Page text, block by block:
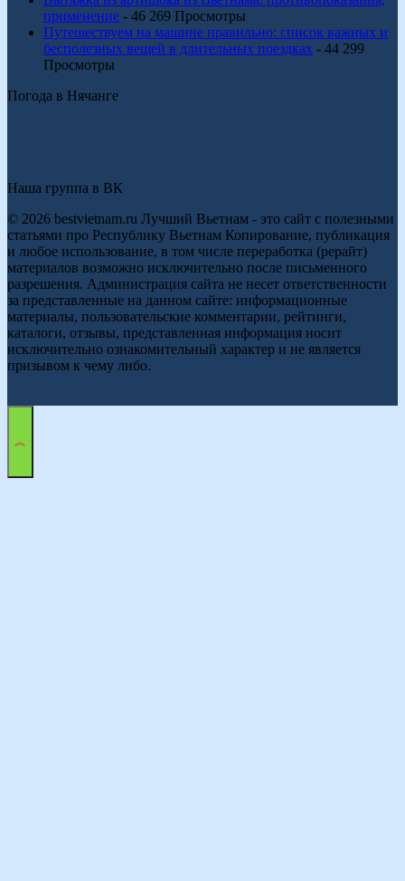
применение - 46 269 Просмотры
Путешествуем на машине правильно: список важных и
бесполезных вещей в длительных поездках - 44 299
Просмотры
Погода в Нячанге
Наша группа в ВК
© 2026 bestvietnam.ru Лучший Вьетнам - это сайт с полезными
статьями про Республику Вьетнам Копирование, публикация
и любое использование, в том числе переработка (рерайт)
материалов возможно исключительно после письменного
разрешения. Администрация сайта не несет ответственности
за представленные на данном сайте: информационные
материалы, пользовательские комментарии, рейтинги,
каталоги, отзывы, представленная информация носит
исключительно ознакомительный характер и не является
призывом к чему либо.